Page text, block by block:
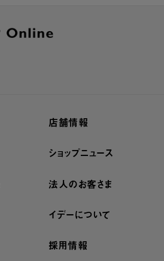
店舗情報
ショップニュース
法人のお客さま
イデーについて
採用情報